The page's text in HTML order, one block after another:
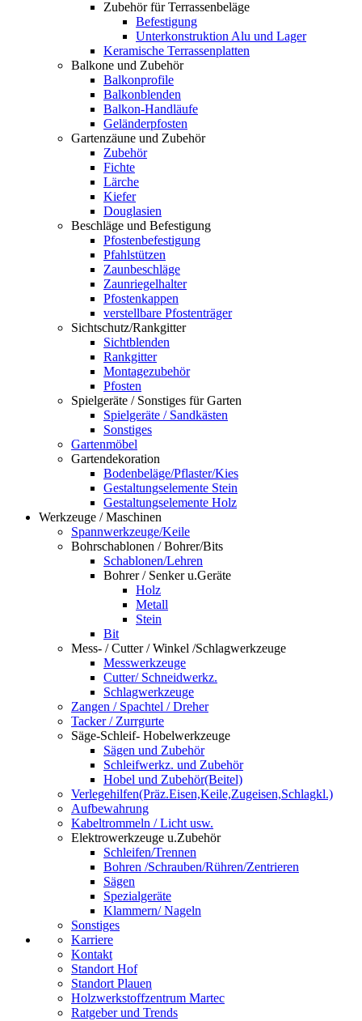
Zubehör für Terrassenbeläge
Befestigung
Unterkonstruktion Alu und Lager
Keramische Terrassenplatten
Balkone und Zubehör
Balkonprofile
Balkonblenden
Balkon-Handläufe
Geländerpfosten
Gartenzäune und Zubehör
Zubehör
Fichte
Lärche
Kiefer
Douglasien
Beschläge und Befestigung
Pfostenbefestigung
Pfahlstützen
Zaunbeschläge
Zaunriegelhalter
Pfostenkappen
verstellbare Pfostenträger
Sichtschutz/Rankgitter
Sichtblenden
Rankgitter
Montagezubehör
Pfosten
Spielgeräte / Sonstiges für Garten
Spielgeräte / Sandkästen
Sonstiges
Gartenmöbel
Gartendekoration
Bodenbeläge/Pflaster/Kies
Gestaltungselemente Stein
Gestaltungselemente Holz
Werkzeuge / Maschinen
Spannwerkzeuge/Keile
Bohrschablonen / Bohrer/Bits
Schablonen/Lehren
Bohrer / Senker u.Geräte
Holz
Metall
Stein
Bit
Mess- / Cutter / Winkel /Schlagwerkzeuge
Messwerkzeuge
Cutter/ Schneidwerkz.
Schlagwerkzeuge
Zangen / Spachtel / Dreher
Tacker / Zurrgurte
Säge-Schleif- Hobelwerkzeuge
Sägen und Zubehör
Schleifwerkz. und Zubehör
Hobel und Zubehör(Beitel)
Verlegehilfen(Präz.Eisen,Keile,Zugeisen,Schlagkl.)
Aufbewahrung
Kabeltrommeln / Licht usw.
Elektrowerkzeuge u.Zubehör
Schleifen/Trennen
Bohren /Schrauben/Rühren/Zentrieren
Sägen
Spezialgeräte
Klammern/ Nageln
Sonstiges
Karriere
Kontakt
Standort Hof
Standort Plauen
Holzwerkstoffzentrum Martec
Ratgeber und Trends